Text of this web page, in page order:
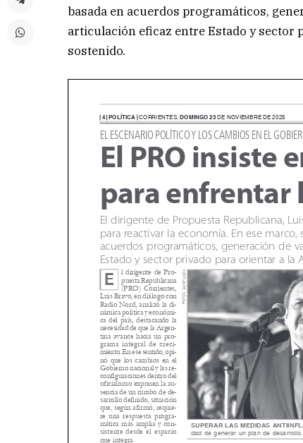
basada en acuerdos programáticos,
articulación eficaz entre Estado y
sostenido.